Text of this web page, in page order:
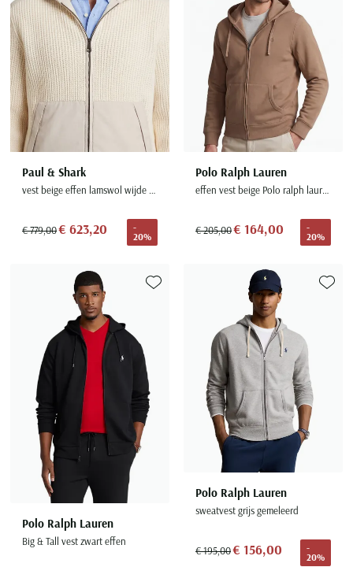
Paul & Shark
vest beige effen lamswol wijde fit rib
€ 779,00€ 623,20
-
20%
Polo Ralph Lauren
effen vest beige Polo ralph lauren
€ 205,00€ 164,00
-
20%
Polo Ralph Lauren
Big & Tall vest zwart effen
Toevoegen aan favorieten
Polo Ralph Lauren
sweatvest grijs gemeleerd
€ 195,00€ 156,00
-
20%